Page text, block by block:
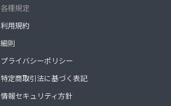
各種規定
利用規約
細則
プライバシーポリシー
特定商取引法に基づく表記
情報セキュリティ方針